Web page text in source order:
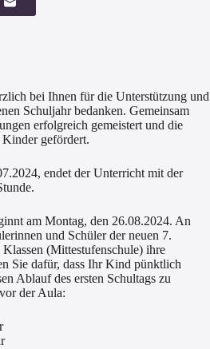
bei Ihnen für die Unterstützung und
Schuljahr bedanken. Gemeinsam
erfolgreich gemeistert und die
gefördert.
endet der Unterricht mit der
am Montag, den 26.08.2024. An
und Schüler der neuen 7.
(Mittestufenschule) ihre
Sie dafür, dass Ihr Kind pünktlich
Ablauf des ersten Schultags zu
der Aula: